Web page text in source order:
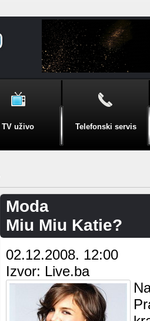
TV uživo Telefonski servis
Moda
Miu Miu Katie?
02.12.2008. 12:00
Izvor: Live.ba